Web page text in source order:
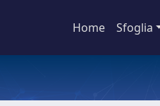
Home Sfoglia